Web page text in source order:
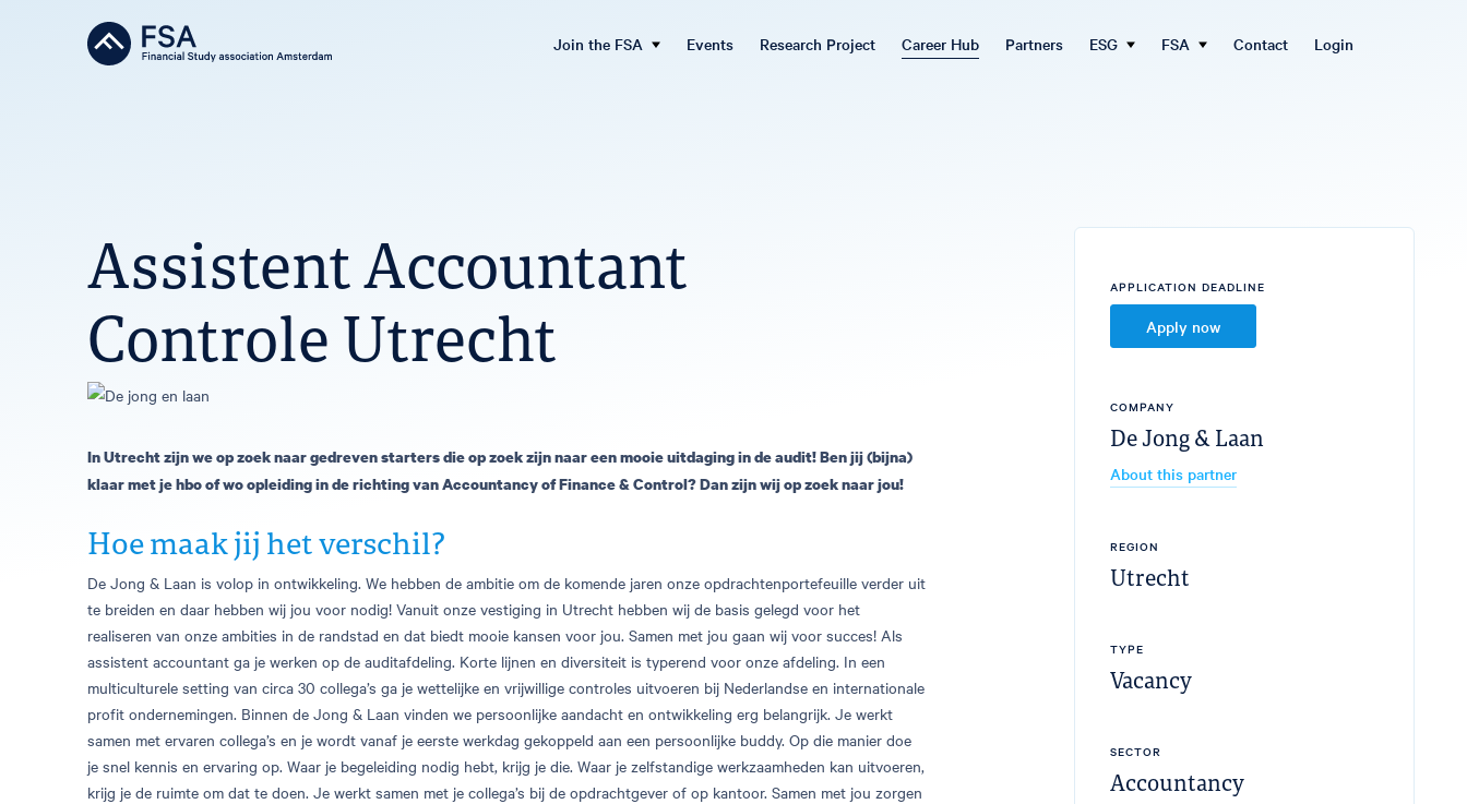
Join the FSA Events Research Project Career Hub Partners ESG FSA Contact Login
Assistent Accountant
Controle Utrecht
In Utrecht zijn we op zoek naar gedreven starters die op zoek zijn naar een mooie uitdaging in de audit! Ben jij (bijna)
klaar met je hbo of wo opleiding in de richting van Accountancy of Finance & Control? Dan zijn wij op zoek naar jou!
Hoe maak jij het verschil?
De Jong & Laan is volop in ontwikkeling. We hebben de ambitie om de komende jaren onze opdrachtenportefeuille verder uit
te breiden en daar hebben wij jou voor nodig! Vanuit onze vestiging in Utrecht hebben wij de basis gelegd voor het
realiseren van onze ambities in de randstad en dat biedt mooie kansen voor jou. Samen met jou gaan wij voor succes! Als
assistent accountant ga je werken op de auditafdeling. Korte lijnen en diversiteit is typerend voor onze afdeling. In een
multiculturele setting van circa 30 collega’s ga je wettelijke en vrijwillige controles uitvoeren bij Nederlandse en internationale
profit ondernemingen. Binnen de Jong & Laan vinden we persoonlijke aandacht en ontwikkeling erg belangrijk. Je werkt
samen met ervaren collega’s en je wordt vanaf je eerste werkdag gekoppeld aan een persoonlijke buddy. Op die manier doe
je snel kennis en ervaring op. Waar je begeleiding nodig hebt, krijg je die. Waar je zelfstandige werkzaamheden kan uitvoeren,
krijg je de ruimte om dat te doen. Je werkt samen met je collega’s bij de opdrachtgever of op kantoor. Samen met jou zorgen
APPLICATION DEADLINE
Apply now
COMPANY
De Jong & Laan
About this partner
REGION
Utrecht
TYPE
Vacancy
SECTOR
Accountancy